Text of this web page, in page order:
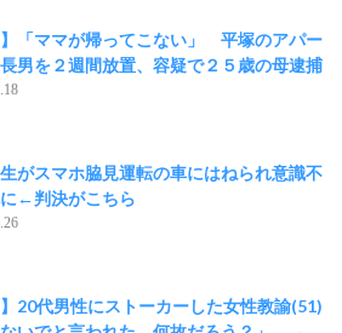
】「ママが帰ってこない」 平塚のアパー
長男を２週間放置、容疑で２５歳の母逮捕
がスマホ脇見運転の車にはねられ意識不
←判決がこちら
】20代男性にストーカーした女性教諭(51)